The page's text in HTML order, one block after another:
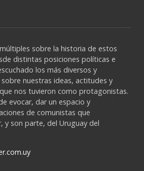
sobre la historia de estos
distintas posiciones políticas e
los más diversos y
nuestras ideas, actitudes y
nos tuvieron como protagonistas.
evocar, dar un espacio y
de comunistas que
y son parte, del Uruguay del